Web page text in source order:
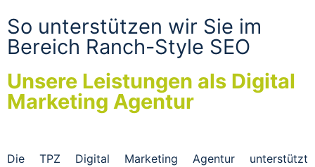
So unterstützen wir Sie im
Bereich Ranch-Style SEO
Unsere Leistungen als Digital
Marketing Agentur
Die TPZ Digital Marketing Agentur unterstützt